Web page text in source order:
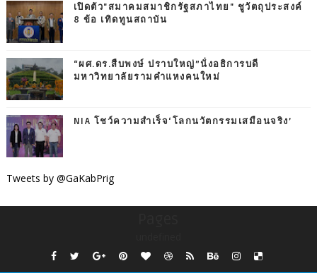
เปิดตัว"สมาคมสมาชิกรัฐสภาไทย" ชูวัตถุประสงค์
8 ข้อ เทิดทูนสถาบัน
“ผศ.ดร.สืบพงษ์ ปราบใหญ่”นั่งอธิการบดี
มหาวิทยาลัยรามคำแหงคนใหม่
NIA โชว์ความสำเร็จ‘โลกนวัตกรรมเสมือนจริง’
Tweets by @GaKabPrig